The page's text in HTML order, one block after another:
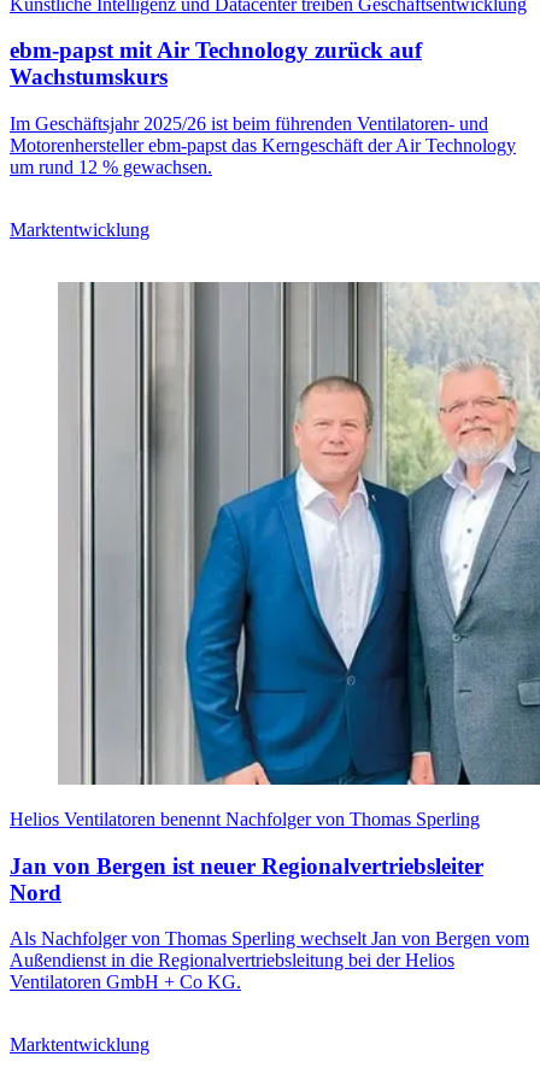
ebm-papst mit Air Technology zurück auf
Wachstumskurs
Im Geschäftsjahr 2025/26 ist beim führenden Ventilatoren- und
Motorenhersteller ebm-papst das Kerngeschäft der Air Technology
um rund 12 % gewachsen.
Marktentwicklung
Helios Ventilatoren benennt Nachfolger von Thomas Sperling
Jan von Bergen ist neuer Regionalvertriebsleiter
Nord
Als Nachfolger von Thomas Sperling wechselt Jan von Bergen vom
Außendienst in die Regionalvertriebsleitung bei der Helios
Ventilatoren GmbH + Co KG.
Marktentwicklung